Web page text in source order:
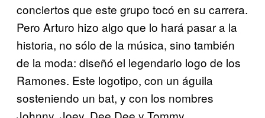
conciertos que este grupo tocó en su carrera.
Pero Arturo hizo algo que lo hará pasar a la
historia, no sólo de la música, sino también
de la moda: diseñó el legendario logo de los
Ramones. Este logotipo, con un águila
sosteniendo un bat, y con los nombres